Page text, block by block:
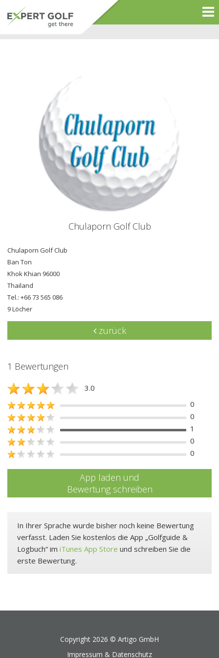
Chulaporn Golf Club
Chulaporn Golf Club
Ban Ton
Khok Khian 96000
Thailand
Tel.: +66 73 565 086
9 Löcher
zurück
1 Bewertungen
3.0
0
0
1
0
0
App laden und
Bewertung schreiben
In Ihrer Sprache wurde bisher noch keine Bewertung
verfasst. Laden Sie kostenlos die App „Golfguide &
Logbuch“ im iTunes App Store und schreiben Sie die
erste Bewertung.
Copyright 2026 © Artigo GmbH
Impressum & Datenschutz